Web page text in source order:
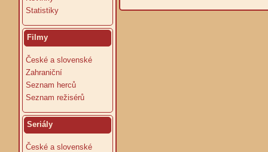
Statistiky
Filmy
České a slovenské
Zahraniční
Seznam herců
Seznam režisérů
Seriály
České a slovenské